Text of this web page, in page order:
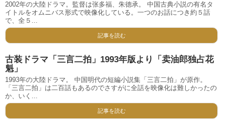
2002年の大陸ドラマ。監督は张多福、朱德承。 中国古典小説の有名タ
イトルをオムニバス形式で映像化している。一つのお話につき約５話
で、全５...
記事を読む
古装ドラマ「三言二拍」1993年版より「卖油郎独占花
魁」
1993年の大陸ドラマ。 中国明代の短編小説集「三言二拍」が原作。
「三言二拍」は二百話もあるのでさすがに全話を映像化は難しかったの
か、いく...
記事を読む